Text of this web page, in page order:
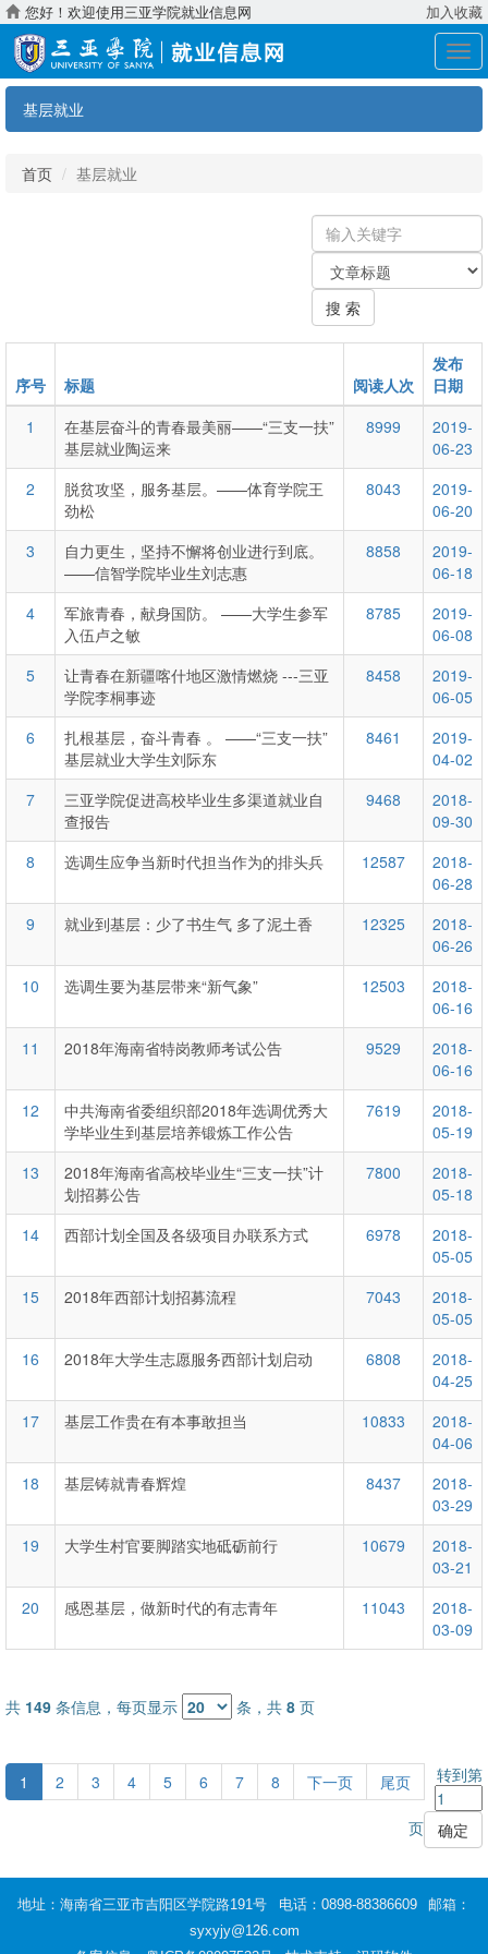
您好！欢迎使用三亚学院就业信息网 加入收藏
展
开
基层就业
首页 基层就业
输
入
键
字：
关
键
类
型
搜 索
序号 标题 阅读人次
发布
日期
1
在基层奋斗的青春最美丽——“三支一扶”
基层就业陶运来
8999
2019-
06-23
2
脱贫攻坚，服务基层。——体育学院王
劲松
8043
2019-
06-20
3
自力更生，坚持不懈将创业进行到底。
——信智学院毕业生刘志惠
8858
2019-
06-18
4
军旅青春，献身国防。 ——大学生参军
入伍卢之敏
8785
2019-
06-08
5
让青春在新疆喀什地区激情燃烧 ---三亚
学院李桐事迹
8458
2019-
06-05
6
扎根基层，奋斗青春 。 ——“三支一扶”
基层就业大学生刘际东
8461
2019-
04-02
7
三亚学院促进高校毕业生多渠道就业自
查报告
9468
2018-
09-30
8
选调生应争当新时代担当作为的排头兵 12587
2018-
06-28
9
就业到基层：少了书生气 多了泥土香 12325
2018-
06-26
10
选调生要为基层带来“新气象” 12503
2018-
06-16
11
2018年海南省特岗教师考试公告 9529
2018-
06-16
12
中共海南省委组织部2018年选调优秀大
学毕业生到基层培养锻炼工作公告
7619
2018-
05-19
13
2018年海南省高校毕业生“三支一扶”计
划招募公告
7800
2018-
05-18
14
西部计划全国及各级项目办联系方式 6978
2018-
05-05
15
2018年西部计划招募流程 7043
2018-
05-05
16
2018年大学生志愿服务西部计划启动 6808
2018-
04-25
17
基层工作贵在有本事敢担当 10833
2018-
04-06
18
基层铸就青春辉煌 8437
2018-
03-29
19
大学生村官要脚踏实地砥砺前行 10679
2018-
03-21
20
感恩基层，做新时代的有志青年 11043
2018-
03-09
共 149 条信息，每页显示 条，共 8 页
1 2 3 4 5 6 7 8 下一页 尾页 转到第
页
地址：海南省三亚市吉阳区学院路191号 电话：0898-88386609
邮箱：
syxyjy@126.com